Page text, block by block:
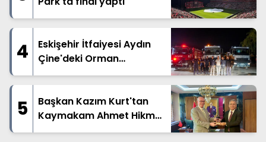
4
Eskişehir İtfaiyesi Aydın
Çine'deki Orman
Yangınına Destek İçin Yola
5
Başkan Kazım Kurt'tan
Kaymakam Ahmet Hikmet
Şahin'e Ziyaret